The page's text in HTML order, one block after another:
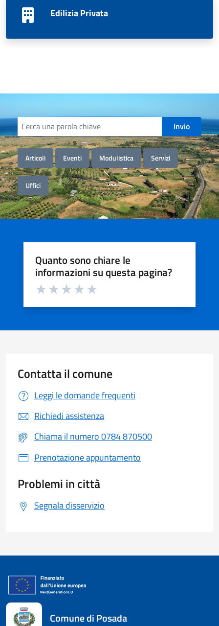
Edilizia Privata
Cerca informazioni, servizi, persone Invio
Articoli Eventi Modulistica Servizi
Uffici
Quanto sono chiare le
informazioni su questa pagina?
Valuta da 1 a 5 stelle la pagina
Contatta il comune
Leggi le domande frequenti
Richiedi assistenza
Chiama il numero 0784 870500
Prenotazione appuntamento
Problemi in città
Segnala disservizio
Comune di Posada